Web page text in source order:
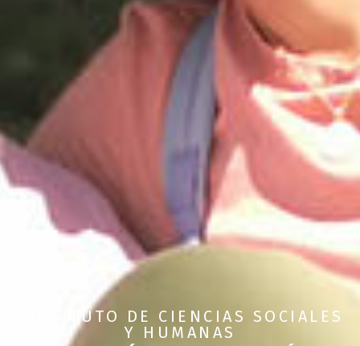
INSTITUTO DE CIENCIAS SOCIALES
Y HUMANAS